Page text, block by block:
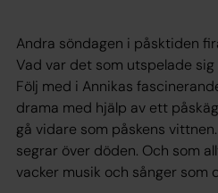
Andra söndagen i påsktiden
Vad var det som utspelade
Följ med i Annikas
drama med hjälp av ett
gå vidare som påskens
segrar över döden. Och som
vacker musik och sånger som